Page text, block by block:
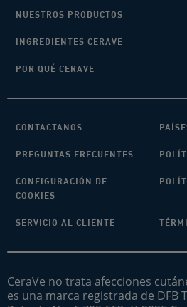
NUESTROS PRODUCTOS
INGREDIENTES CERAVE
POR QUÉ CERAVE
CONTACTANOS
PREGUNTAS FRECUENTES
CONFIGURACIÓN DE
COOKIES
SERVICIO AL CLIENTE
CeraVe no trata afecciones
es una marca registrada de DFB